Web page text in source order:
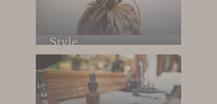
Style
Phong cách